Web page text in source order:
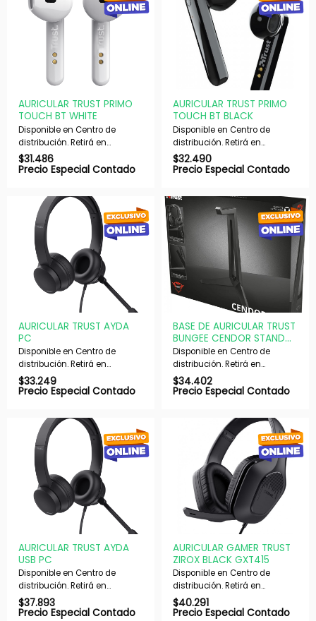
AURICULAR TRUST PRIMO
TOUCH BT WHITE
Disponible en Centro de
distribución. Retirá en
nuestras sucursales en 48 hs
hábiles. Si es con envío,
$31.486
Precio Especial Contado
AURICULAR TRUST PRIMO
TOUCH BT BLACK
Disponible en Centro de
distribución. Retirá en
nuestras sucursales en 48 hs
hábiles. Si es con envío,
$32.490
Precio Especial Contado
AURICULAR TRUST AYDA
PC
Disponible en Centro de
distribución. Retirá en
nuestras sucursales en 48 hs
hábiles. Si es con envío,
$33.249
Precio Especial Contado
BASE DE AURICULAR TRUST
BUNGEE CENDOR STAND
GXT260
Disponible en Centro de
distribución. Retirá en
nuestras sucursales en 48 hs
hábiles. Si es con envío,
$34.402
Precio Especial Contado
AURICULAR TRUST AYDA
USB PC
Disponible en Centro de
distribución. Retirá en
nuestras sucursales en 48 hs
hábiles. Si es con envío,
$37.893
Precio Especial Contado
AURICULAR GAMER TRUST
ZIROX BLACK GXT415
Disponible en Centro de
distribución. Retirá en
nuestras sucursales en 48 hs
hábiles. Si es con envío,
$40.291
Precio Especial Contado